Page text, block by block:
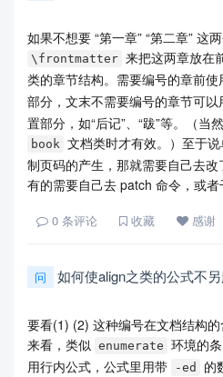
如果不想要 “第一章” “第二章” 这
\frontmatter 来把这两章放在
类的章节结构。需要编号的章前使
部分，文末不需要编号的章节可以
置部分，如“后记”、“跋”等。（当
book 文档类时才有效。）至于
制页码的产生，那就需要自己去改
有的需要自己去 patch 命令，或者
0 条评论 收藏 感谢
问 如何使align之类的公式不
要看(1) (2) 这种编号在文档结构
来看，类似 enumerate 环境的
用行内公式，公式里用带
-ed 的